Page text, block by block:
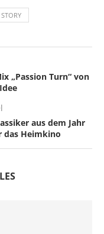
STORY
„Passion Turn“ von
aus dem Jahr
das Heimkino